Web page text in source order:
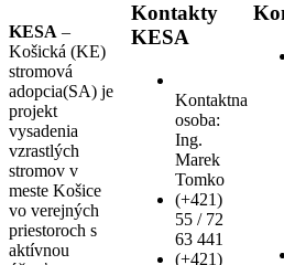
KESA –
Košická (KE)
stromová
adopcia(SA) je
projekt
vysadenia
vzrastlých
stromov v
meste Košice
vo verejných
priestoroch s
aktívnou
Kontakty
KESA
Kontaktna
osoba:
Ing.
Marek
Tomko
(+421)
55 / 72
63 441
(+421)